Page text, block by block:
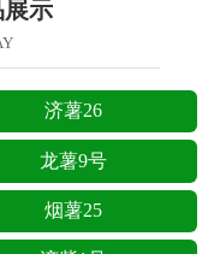
示
济薯26
龙薯9号
烟薯25